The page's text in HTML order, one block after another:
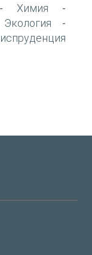
Химия -
Экология -